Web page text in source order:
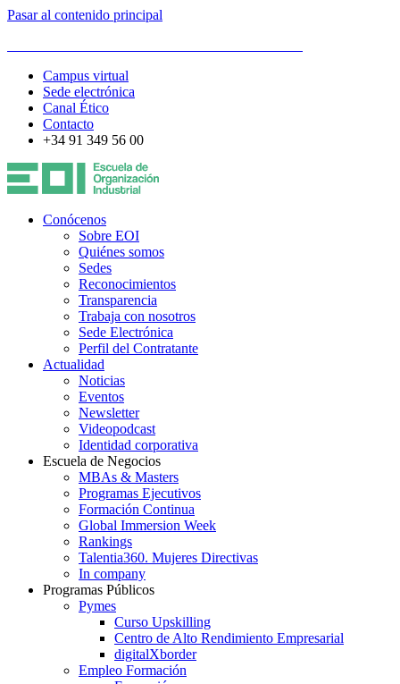
Pasar al contenido principal
Campus virtual
Sede electrónica
Canal Ético
Contacto
+34 91 349 56 00
Conócenos
Sobre EOI
Quiénes somos
Sedes
Reconocimientos
Transparencia
Trabaja con nosotros
Sede Electrónica
Perfil del Contratante
Actualidad
Noticias
Eventos
Newsletter
Videopodcast
Identidad corporativa
Escuela de Negocios
MBAs & Masters
Programas Ejecutivos
Formación Continua
Global Immersion Week
Rankings
Talentia360. Mujeres Directivas
In company
Programas Públicos
Pymes
Curso Upskilling
Centro de Alto Rendimiento Empresarial
digitalXborder
Empleo Formación